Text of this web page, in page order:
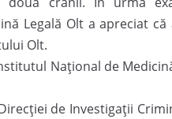
Legală Olt a apreciat că
Olt.
Naţional de
de Investigaţii